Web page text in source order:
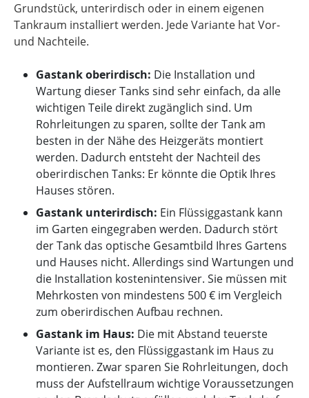
Grundstück, unterirdisch oder in einem eigenen
Tankraum installiert werden. Jede Variante hat Vor-
und Nachteile.
Gastank oberirdisch: Die Installation und
Wartung dieser Tanks sind sehr einfach, da alle
wichtigen Teile direkt zugänglich sind. Um
Rohrleitungen zu sparen, sollte der Tank am
besten in der Nähe des Heizgeräts montiert
werden. Dadurch entsteht der Nachteil des
oberirdischen Tanks: Er könnte die Optik Ihres
Hauses stören.
Gastank unterirdisch: Ein Flüssiggastank kann
im Garten eingegraben werden. Dadurch stört
der Tank das optische Gesamtbild Ihres Gartens
und Hauses nicht. Allerdings sind Wartungen und
die Installation kostenintensiver. Sie müssen mit
Mehrkosten von mindestens 500 € im Vergleich
zum oberirdischen Aufbau rechnen.
Gastank im Haus: Die mit Abstand teuerste
Variante ist es, den Flüssiggastank im Haus zu
montieren. Zwar sparen Sie Rohrleitungen, doch
muss der Aufstellraum wichtige Voraussetzungen